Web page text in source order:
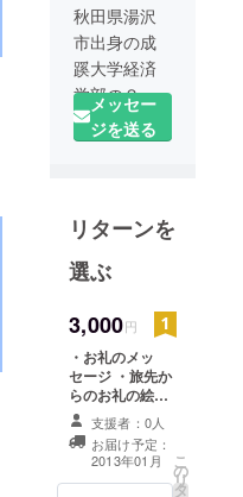
秋田県湯沢
市出身の成
蹊大学経済
学部の２年
生です！
将来は地元
材になっ
恩返しがし
ています。
そのために
今は東京で
勉強中で
す！
メッセー
ジを送る
リターンを
選ぶ
3,000円
・お礼のメッ
セージ ・旅先か
らのお礼の絵は
がき ・旅先での
地元宣伝オリジ
ナルグッズ（旗
やTシャツ、旅先
へのお土産）に
支援者：0人
お届け予定：
2013年01月
こ
の
リ
タ